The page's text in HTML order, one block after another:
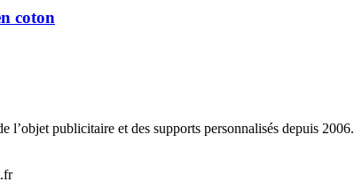
coton
l’objet publicitaire et des supports personnalisés depuis 2006.